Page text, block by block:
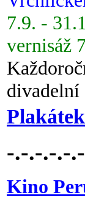
7.9. -
vernisáž
divadelní
Plakátek
-.-.-.-.-
Kino